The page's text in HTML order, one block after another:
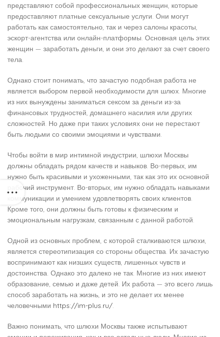
представляют собой профессиональных женщин, которые
предоставляют платные сексуальные услуги. Они могут
работать как самостоятельно, так и через салоны красоты,
эскорт-агентства или онлайн-платформы. Основная цель этих
женщин — заработать деньги, и они это делают за счет своего
тела.
Однако стоит понимать, что зачастую подобная работа не
является выбором первой необходимости для шлюх. Многие
из них вынуждены заниматься сексом за деньги из-за
финансовых трудностей, домашнего насилия или других
сложностей. Но даже при таких условиях они не перестают
быть людьми со своими эмоциями и чувствами.
Чтобы войти в мир интимной индустрии, шлюхи Москвы
должны обладать рядом качеств и навыков. Во-первых, им
нужно быть красивыми и ухоженными, так как это их основной
рабочий инструмент. Во-вторых, им нужно обладать навыками
коммуникации и умением удовлетворять своих клиентов.
Кроме того, они должны быть готовы к физическим и
эмоциональным нагрузкам, связанным с данной работой.
Одной из основных проблем, с которой сталкиваются шлюхи,
является стереотипизация со стороны общества. Их зачастую
воспринимают как низших существ, лишенных чувств и
достоинства. Однако это далеко не так. Многие из них имеют
образование, семью и даже детей. Их работа — это всего лишь
способ заработать на жизнь, и это не делает их менее
человечными https://im-plus.ru/.
Важно понимать, что шлюхи Москвы также испытывают